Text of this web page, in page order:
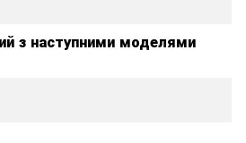
з наступними моделями